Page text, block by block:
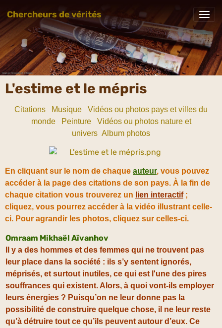
Chercheurs de vérités
L'estime et le mépris
Citations Musique
Vidéos ou photos pays et villes du
monde
Peinture
Vidéos ou photos nature et
univers Album photos
En cliquant sur le nom de chaque auteur, vous pouvez
accéder à la page des citations de son pays. À la fin de
chaque citation vous trouverez un lien interactif;
cliquez, vous pourrez accéder à la vidéo illustrant celle-
ci. Pour agrandir les photos, cliquez sur celles-ci.
Omraam Mikhaël Aïvanhov
Il y a des hommes et des femmes qui ne trouvent pas
leur place dans la société : ils s’y sentent ignorés,
méprisés, et surtout inutiles, ce qui est l'une des pires
souffrances qui existent. Alors, à quoi vont-ils employer
leurs énergies ? Puisqu’on ne leur donne pas la
possibilité de construire quelque chose, il ne leur reste
qu’à détruire tout ce qu’ils peuvent autour d’eux. Ce